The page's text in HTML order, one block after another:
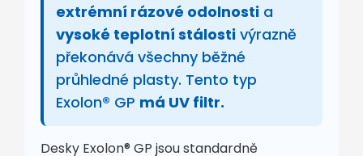
extrémní rázové odolnosti a
vysoké teplotní stálosti výrazně
překonává všechny běžné
průhledné plasty. Tento typ
Exolon® GP má UV filtr.
Desky Exolon® GP jsou standardně